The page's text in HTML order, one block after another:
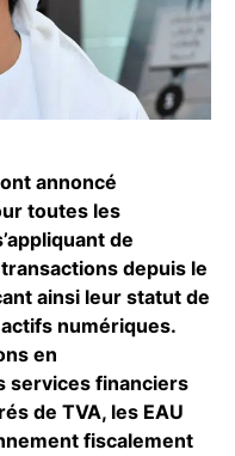
annoncé
toutes les
de
depuis le
ainsi leur statut de
numériques.
en
services financiers
de TVA, les EAU
fiscalement